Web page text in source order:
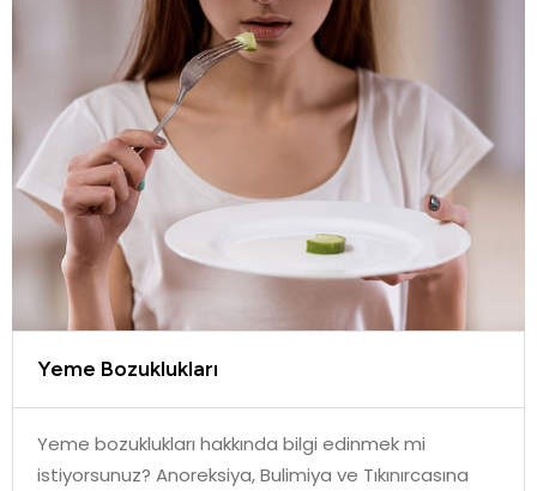
Yeme Bozuklukları
Yeme bozuklukları hakkında bilgi edinmek mi
istiyorsunuz? Anoreksiya, Bulimiya ve Tıkınırcasına